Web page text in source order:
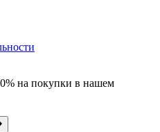
на покупки в нашем